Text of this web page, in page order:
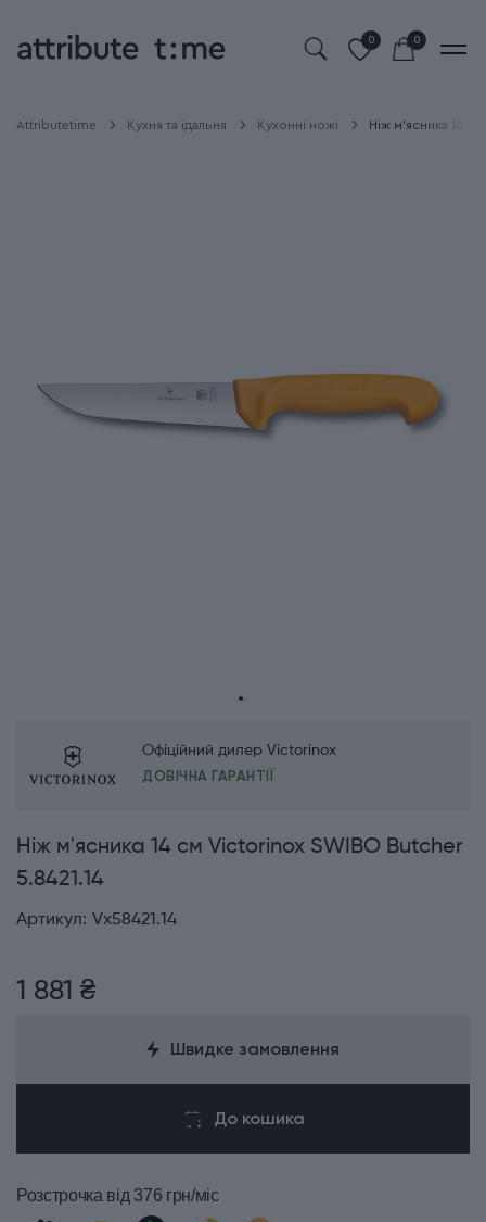
0 0
Attributetime Кухня та їдальня Кухонні ножі Ніж м'ясника 14
Офіційний дилер Victorinox
ДОВІЧНА ГАРАНТІЇ
Ніж м'ясника 14 см Victorinox SWIBO Butcher
5.8421.14
Артикул: Vx58421.14
1 881 ₴
Швидке замовлення
До кошика
Розстрочка від 376 грн/міс